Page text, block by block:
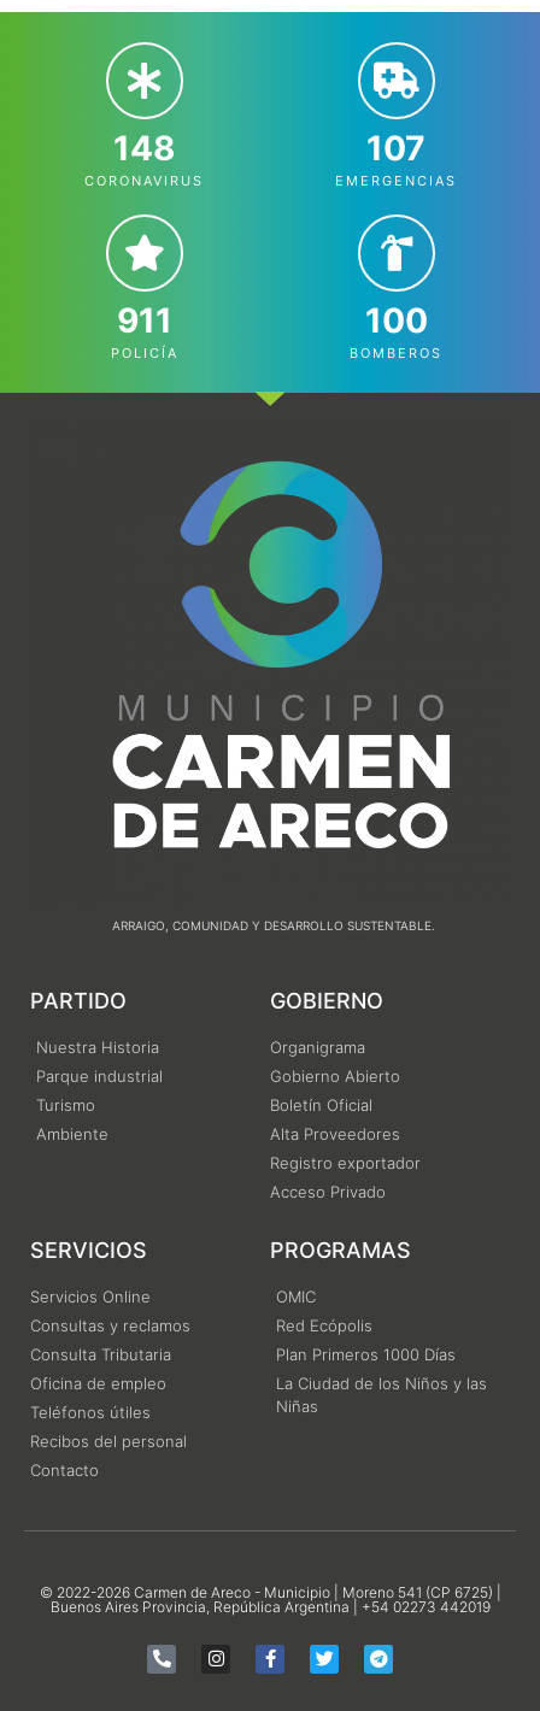
148
CORONAVIRUS
107
EMERGENCIAS
911
POLICÍA
100
BOMBEROS
ARRAIGO, COMUNIDAD Y DESARROLLO SUSTENTABLE.
PARTIDO
Nuestra Historia
Parque industrial
Turismo
Ambiente
GOBIERNO
Organigrama
Gobierno Abierto
Boletín Oficial
Alta Proveedores
Registro exportador
Acceso Privado
SERVICIOS
Servicios Online
Consultas y reclamos
Consulta Tributaria
Oficina de empleo
Teléfonos útiles
Recibos del personal
Contacto
PROGRAMAS
OMIC
Red Ecópolis
Plan Primeros 1000 Días
La Ciudad de los Niños y las
Niñas
© 2022-2026 Carmen de Areco - Municipio | Moreno 541 (CP 6725) |
Buenos Aires Provincia, República Argentina | +54 02273 442019